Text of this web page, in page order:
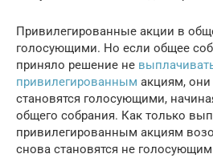
Привилегированные акции в
голосующими. Но если общее
приняло решение не
привилегированным акциям, они
становятся голосующими,
общего собрания. Как только
привилегированным акциям
снова становятся не